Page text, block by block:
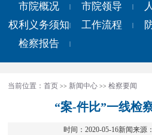
市院概况
市院领导
权利义务须知
工作流程
检察报告
当前位置：首页 >> 新闻中心 >>检察要闻
“案-件比”一线检
时间：2020-05-16新闻来源